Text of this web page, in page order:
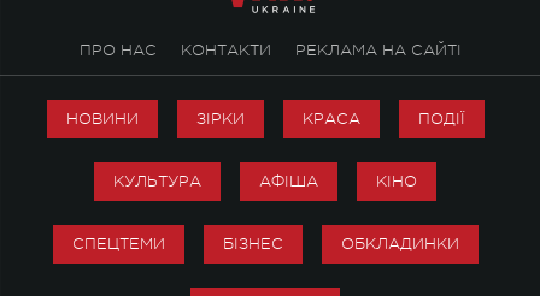
ПРО НАС КОНТАКТИ РЕКЛАМА НА САЙТІ
НОВИНИ ЗІРКИ КРАСА ПОДІЇ
КУЛЬТУРА АФІША КІНО
СПЕЦТЕМИ БІЗНЕС ОБКЛАДИНКИ